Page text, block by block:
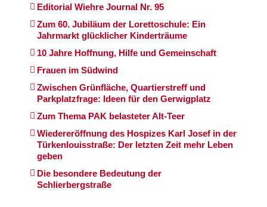
Editorial Wiehre Journal Nr. 95
Zum 60. Jubiläum der Lorettoschule: Ein
Jahrmarkt glücklicher Kinderträume
10 Jahre Hoffnung, Hilfe und Gemeinschaft
Frauen im Südwind
Zwischen Grünfläche, Quartierstreff und
Parkplatzfrage: Ideen für den Gerwigplatz
Zum Thema PAK belasteter Alt-Teer
Wiedereröffnung des Hospizes Karl Josef in der
Türkenlouisstraße: Der letzten Zeit mehr Leben
geben
Die besondere Bedeutung der
Schlierbergstraße